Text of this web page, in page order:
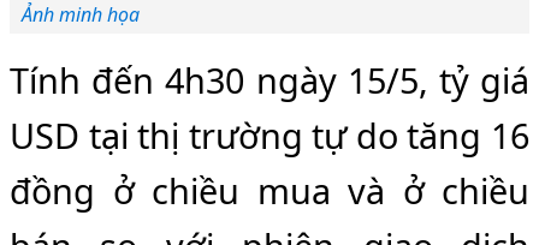
Ảnh minh họa
Tính đến 4h30 ngày 15/5, tỷ giá
USD tại thị trường tự do tăng 16
đồng ở chiều mua và ở chiều